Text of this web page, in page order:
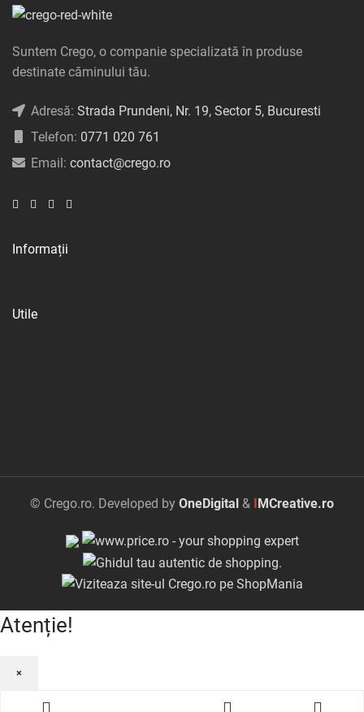
Suntem Crego, o companie specializată în produse
destinate căminului tău.
Adresă: Strada Prundeni, Nr. 19, Sector 5, Bucuresti
Telefon: 0771 020 761
Email: contact@crego.ro
Informații
Utile
© Crego.ro. Developed by OneDigital & IMCreative.ro
Garantie:
Atenție!
×